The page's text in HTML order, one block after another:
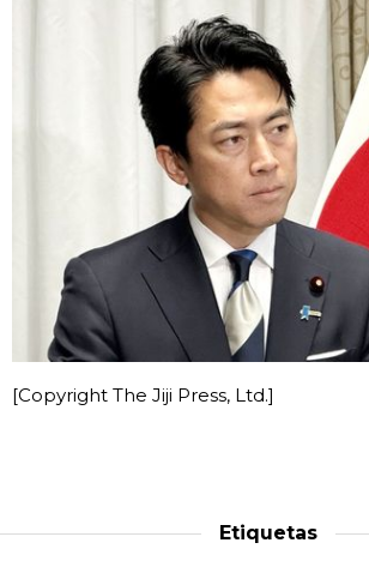
[Copyright The Jiji Press, Ltd.]
Etiquetas